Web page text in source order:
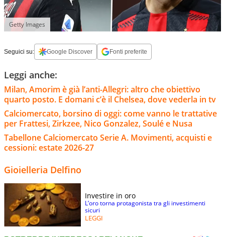
Getty Images
Seguici su: Google Discover Fonti preferite
Leggi anche:
Milan, Amorim è già l’anti-Allegri: altro che obiettivo
quarto posto. E domani c’è il Chelsea, dove vederla in tv
Calciomercato, borsino di oggi: come vanno le trattative
per Frattesi, Zirkzee, Nico Gonzalez, Soulé e Nusa
Tabellone Calciomercato Serie A. Movimenti, acquisti e
cessioni: estate 2026-27
Gioielleria Delfino
Investire in oro
L’oro torna protagonista tra gli investimenti
sicuri
LEGGI